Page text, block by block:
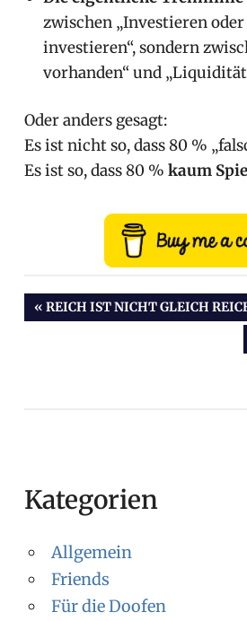
zwischen „Investieren
investieren“, sondern
vorhanden“ und
Oder anders gesagt:
Es ist nicht so, dass 80 %
Es ist so, dass 80 % kaum
VORHERIGER
BEITRAG:
REICH IST NICHT GLEICH
Kategorien
Allgemein
Friends
Für die Doofen